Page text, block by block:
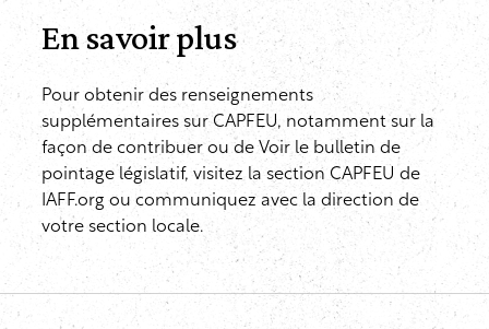
En savoir plus
Pour obtenir des renseignements
supplémentaires sur CAPFEU, notamment sur la
façon de contribuer ou de Voir le bulletin de
pointage législatif, visitez la section CAPFEU de
IAFF.org ou communiquez avec la direction de
votre section locale.